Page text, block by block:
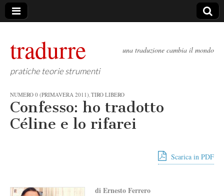
tradurre
pratiche teorie strumenti
una traduzione cambia il mondo
NUMERO 0 (PRIMAVERA 2011) TIRO LIBERO
Confesso: ho tradotto
Céline e lo rifarei
Scarica in PDF
di Ernesto Ferrero